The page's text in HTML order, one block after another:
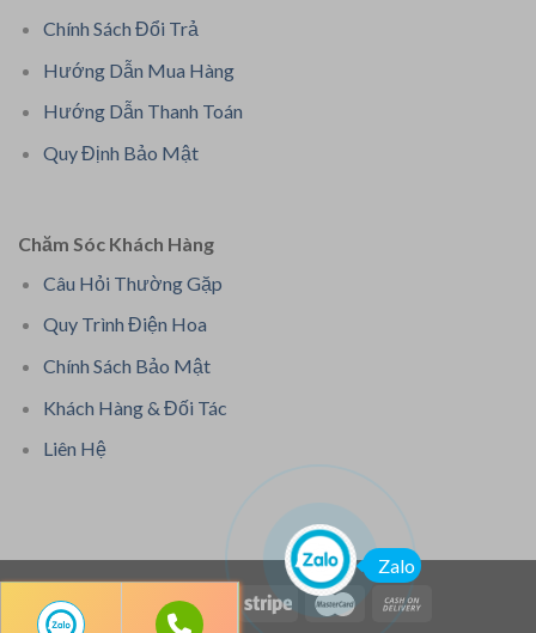
Chính Sách Đổi Trả
Hướng Dẫn Mua Hàng
Hướng Dẫn Thanh Toán
Quy Định Bảo Mật
Chăm Sóc Khách Hàng
Câu Hỏi Thường Gặp
Quy Trình Điện Hoa
Chính Sách Bảo Mật
Khách Hàng & Đối Tác
Liên Hệ
Zalo